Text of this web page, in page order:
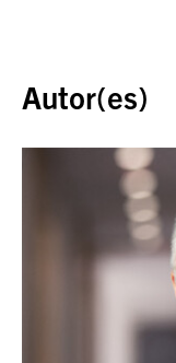
Autor(es)